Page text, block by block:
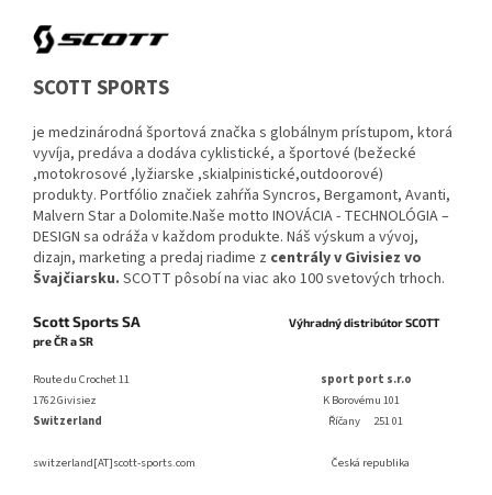
SCOTT SPORTS
je medzinárodná športová značka s globálnym prístupom, ktorá
vyvíja, predáva a dodáva cyklistické, a športové (bežecké
,motokrosové ,lyžiarske ,skialpinistické,outdoorové)
produkty. Portfólio značiek zahŕňa Syncros, Bergamont, Avanti,
Malvern Star a Dolomite.Naše motto INOVÁCIA - TECHNOLÓGIA –
DESIGN sa odráža v každom produkte. Náš výskum a vývoj,
dizajn, marketing a predaj riadime z centrály v Givisiez vo
Švajčiarsku. SCOTT pôsobí na viac ako 100 svetových trhoch.
Scott Sports SA
Výhradný distribútor SCOTT
pre ČR a SR
Route du Crochet 11 sport port s.r.o
1762 Givisiez
K Borovému 101
Switzerland
Říčany 251 01
switzerland[AT]scott-sports.com Česká republika